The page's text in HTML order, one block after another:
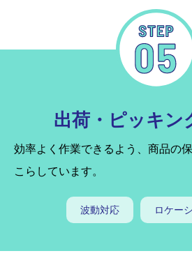
出荷・ピッキン
効率よく作業できるよう、商品の
こらしています。
波動対応 ロケー